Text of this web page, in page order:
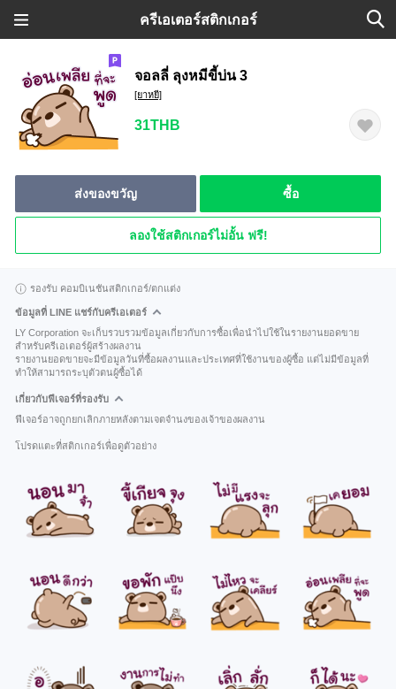
ครีเอเตอร์สติกเกอร์
จอลลี่ ลุงหมีขี้บ่น 3
[ยาหยี]
31THB
ส่งของขวัญ ซื้อ
ลองใช้สติกเกอร์ไม่อั้น ฟรี!
รองรับ คอมบิเนชันสติกเกอร์/ตกแต่ง
ข้อมูลที่ LINE แชร์กับครีเอเตอร์
LY Corporation จะเก็บรวบรวมข้อมูลเกี่ยวกับการซื้อเพื่อนำไปใช้ในรายงานยอดขาย
สำหรับครีเอเตอร์ผู้สร้างผลงาน
รายงานยอดขายจะมีข้อมูลวันที่ซื้อผลงานและประเทศที่ใช้งานของผู้ซื้อ แต่ไม่มีข้อมูลที่
ทำให้สามารถระบุตัวตนผู้ซื้อได้
เกี่ยวกับฟีเจอร์ที่รองรับ
ฟีเจอร์อาจถูกยกเลิกภายหลังตามเจตจำนงของเจ้าของผลงาน
โปรดแตะที่สติกเกอร์เพื่อดูตัวอย่าง